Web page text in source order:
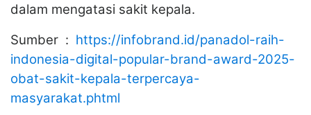
dalam mengatasi sakit kepala.
Sumber : https://infobrand.id/panadol-raih-
indonesia-digital-popular-brand-award-2025-
obat-sakit-kepala-terpercaya-
masyarakat.phtml